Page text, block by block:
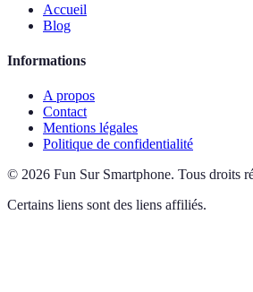
Accueil
Blog
Informations
A propos
Contact
Mentions légales
Politique de confidentialité
© 2026 Fun Sur Smartphone. Tous droits
Certains liens sont des liens affiliés.